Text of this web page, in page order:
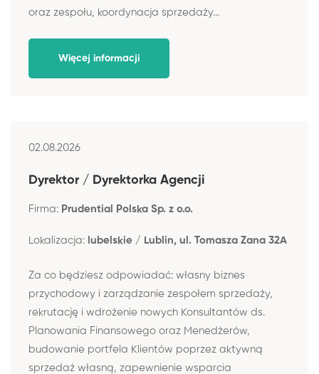
oraz zespołu, koordynacja sprzedaży...
Więcej informacji
02.08.2026
Dyrektor / Dyrektorka Agencji
Firma: Prudential Polska Sp. z o.o.
Lokalizacja: lubelskie / Lublin, ul. Tomasza Zana 32A
Za co będziesz odpowiadać: własny biznes
przychodowy i zarządzanie zespołem sprzedaży,
rekrutację i wdrożenie nowych Konsultantów ds.
Planowania Finansowego oraz Menedżerów,
budowanie portfela Klientów poprzez aktywną
sprzedaż własną, zapewnienie wsparcia